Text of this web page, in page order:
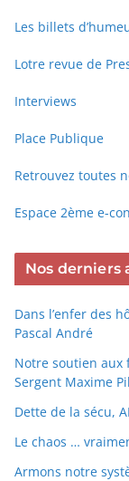
Les billets
Lotre revue de
Interviews
Place Publique
Retrouvez toutes
Espace 2ème e-
Nos derniers
Dans l’enfer des
Pascal André
Notre soutien aux
Sergent Maxime
Dette de la sécu,
Le chaos …
Armons notre